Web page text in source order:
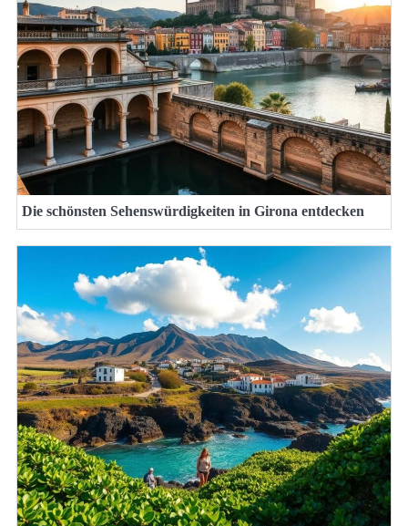
Die schönsten Sehenswürdigkeiten in Girona entdecken